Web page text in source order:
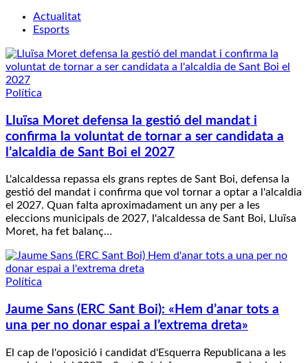
Actualitat
Esports
Política
Lluïsa Moret defensa la gestió del mandat i
confirma la voluntat de tornar a ser candidata a
l’alcaldia de Sant Boi el 2027
L'alcaldessa repassa els grans reptes de Sant Boi, defensa la
gestió del mandat i confirma que vol tornar a optar a l'alcaldia
el 2027. Quan falta aproximadament un any per a les
eleccions municipals de 2027, l'alcaldessa de Sant Boi, Lluïsa
Moret, ha fet balanç…
Política
Jaume Sans (ERC Sant Boi): «Hem d’anar tots a
una per no donar espai a l’extrema dreta»
El cap de l'oposició i candidat d'Esquerra Republicana a les